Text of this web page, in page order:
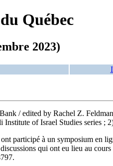
Québec
2023)
/ edited by Rachel Z.
of Israel Studies series ;
participé à un symposium en
qui ont eu lieu au
.